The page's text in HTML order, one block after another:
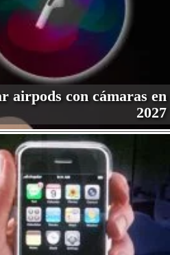
airpods con cámaras en
2027